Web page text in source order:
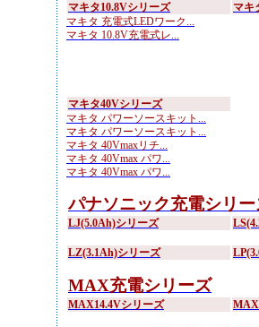
マキタ10.8Vシリーズ
マキタ 充電式LEDワーク...
マキタ 10.8V充電式レ...
マキ
マキタ40Vシリーズ
マキタ パワーソースキット...
マキタ パワーソースキット...
マキタ 40Vmaxリチ...
マキタ 40Vmax パワ...
マキタ 40Vmax パワ...
パナソニック充電シリー
LJ(5.0Ah)シリーズ
LZ(3.1Ah)シリーズ
MAX充電シリーズ
MAX14.4Vシリーズ